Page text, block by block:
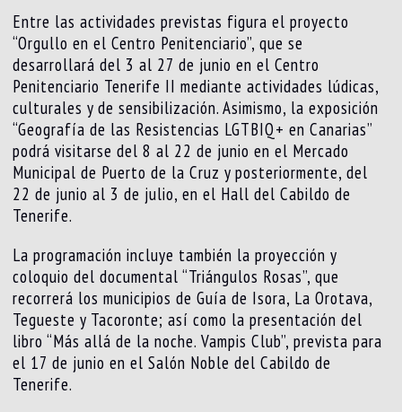
Entre las actividades previstas figura el proyecto
“Orgullo en el Centro Penitenciario”, que se
desarrollará del 3 al 27 de junio en el Centro
Penitenciario Tenerife II mediante actividades lúdicas,
culturales y de sensibilización. Asimismo, la exposición
“Geografía de las Resistencias LGTBIQ+ en Canarias”
podrá visitarse del 8 al 22 de junio en el Mercado
Municipal de Puerto de la Cruz y posteriormente, del
22 de junio al 3 de julio, en el Hall del Cabildo de
Tenerife.
La programación incluye también la proyección y
coloquio del documental “Triángulos Rosas”, que
recorrerá los municipios de Guía de Isora, La Orotava,
Tegueste y Tacoronte; así como la presentación del
libro “Más allá de la noche. Vampis Club”, prevista para
el 17 de junio en el Salón Noble del Cabildo de
Tenerife.